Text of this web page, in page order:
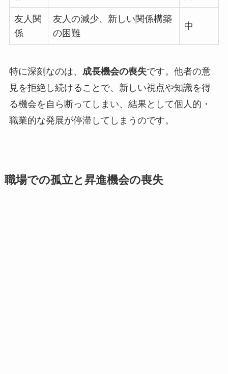
友人関
係
友人の減少、新しい関係構築
の困難
中
特に深刻なのは、 成長機会の喪失です。他者の意
見を拒絶し続けることで、新しい視点や知識を得
る機会を自ら断ってしまい、結果として個人的・
職業的な発展が停滞してしまうのです。
職場での孤立と昇進機会の喪失